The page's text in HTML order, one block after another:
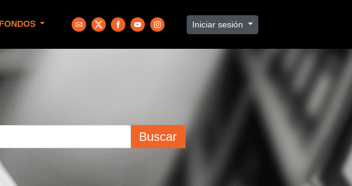
FONDOS Iniciar sesión
Buscar